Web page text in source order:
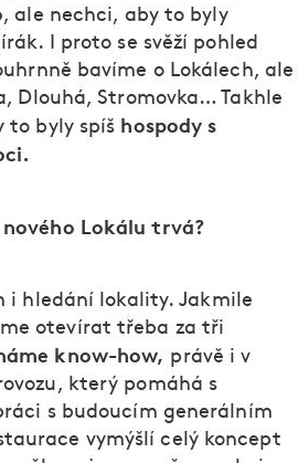
, ale nechci, aby to byly
I proto se svěží pohled
bavíme o Lokálech, ale
Dlouhá, Stromovka… Takhle
to byly spíš hospody s
Lokálu trvá?
i hledání lokality. Jakmile
otevírat třeba za tři
know-how, právě i v
který pomáhá s
s budoucím generálním
vymýšlí celý koncept